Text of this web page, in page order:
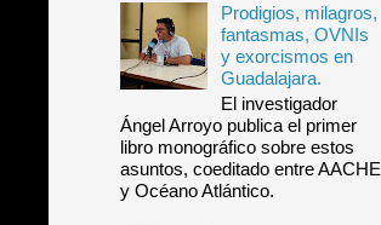
Prodigios, milagros,
fantasmas, OVNIs
y exorcismos en
Guadalajara.
El investigador
Ángel Arroyo publica el primer
libro monográfico sobre estos
asuntos, coeditado entre AACHE
y Océano Atlántico.